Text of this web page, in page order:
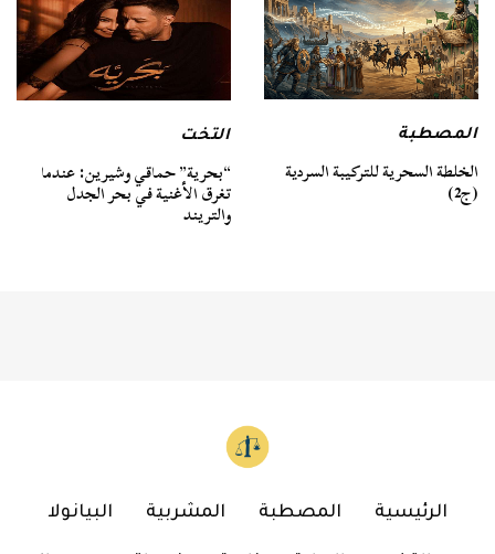
المصطبة
الخلطة السحرية للتركيبة السردية
(ج2)
التخت
“بحرية” حماقي وشيرين: عندما
تغرق الأغنية في بحر الجدل
والتريند
الرئيسية المصطبة المشربية البيانولا